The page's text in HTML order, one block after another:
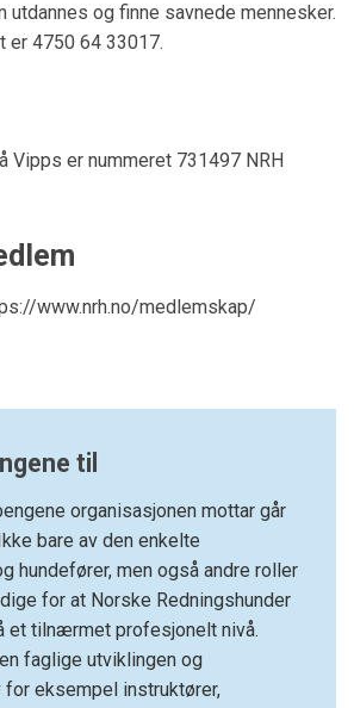
utdannes og finne savnede mennesker.
er 4750 64 33017.
Vipps er nummeret 731497 NRH
www.nrh.no/medlemskap/
til
organisasjonen mottar går
bare av den enkelte
hundefører, men også andre roller
for at Norske Redningshunder
et tilnærmet profesjonelt nivå.
faglige utviklingen og
for eksempel instruktører,